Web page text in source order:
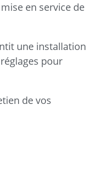
en service de
une installation
pour
de vos